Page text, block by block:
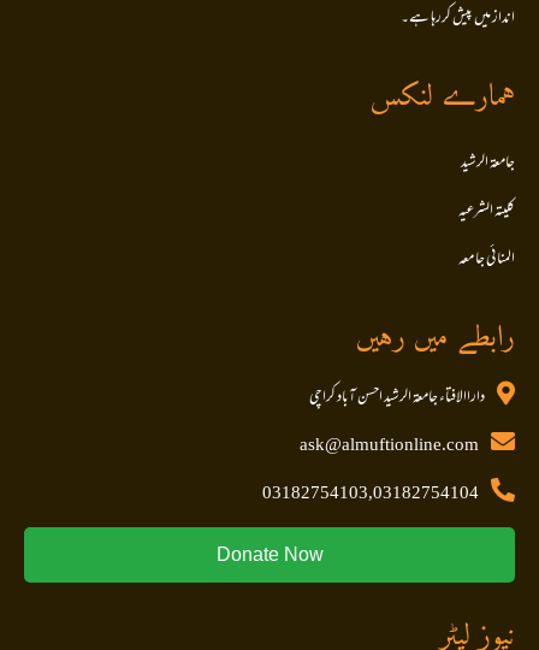
انداز میں پیش کررہا ہے۔
ہمارے لنکس
جامعۃ الرشید
کلیتہ الشرعیہ
المنا ئی جا معہ
رابطے میں رہیں
داراالافتاء جامعۃ الرشید احسن آباد کراچی
ask@almuftionline.com
03182754103,03182754104
Donate Now
نیوز لیٹر